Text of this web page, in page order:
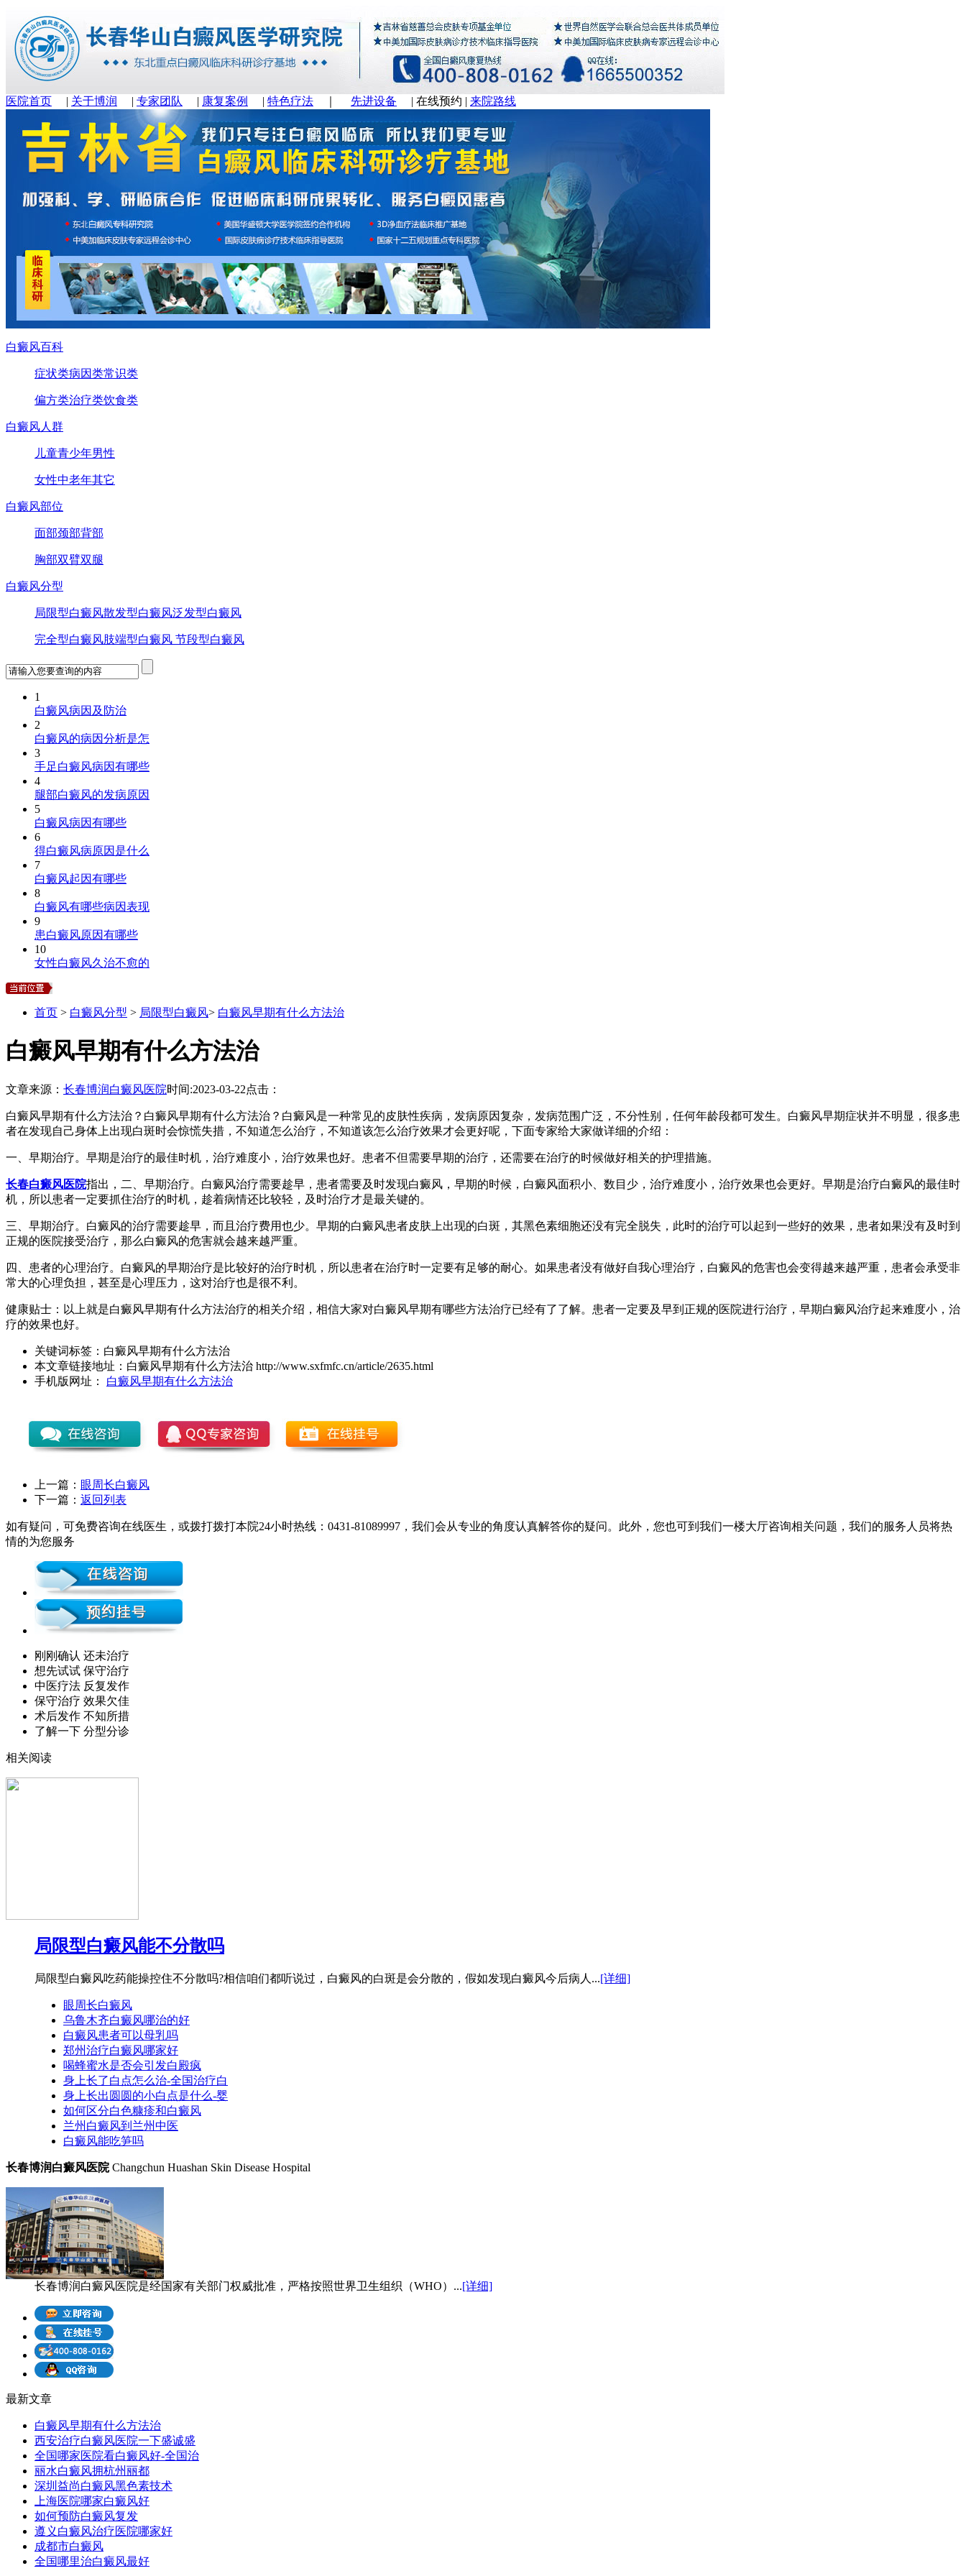
医院首页 | 关于博润 | 专家团队 | 康复案例 | 特色疗法 先进设备 | 在线预约 | 来院路线
白癜风百科
症状类病因类常识类
偏方类治疗类饮食类
白癜风人群
儿童青少年男性
女性中老年其它
白癜风部位
面部颈部背部
胸部双臂双腿
白癜风分型
局限型白癜风散发型白癜风泛发型白癜风
完全型白癜风肢端型白癜风 节段型白癜风
1
白癜风病因及防治
2
白癜风的病因分析是怎
3
手足白癜风病因有哪些
4
腿部白癜风的发病原因
5
白癜风病因有哪些
6
得白癜风病原因是什么
7
白癜风起因有哪些
8
白癜风有哪些病因表现
9
患白癜风原因有哪些
10
女性白癜风久治不愈的
首页 > 白癜风分型 > 局限型白癜风> 白癜风早期有什么方法治
白癜风早期有什么方法治
文章来源： 长春博润白癜风医院时间:2023-03-22点击：
白癜风早期有什么方法治？白癜风早期有什么方法治？白癜风是一种常见的皮肤性疾病，发病原因复杂，发病范围广泛，不分性别，任何年龄段都可发生。白癜风早期症状并不明显，很多患
者在发现自己身体上出现白斑时会惊慌失措，不知道怎么治疗，不知道该怎么治疗效果才会更好呢，下面专家给大家做详细的介绍：
一、早期治疗。早期是治疗的最佳时机，治疗难度小，治疗效果也好。患者不但需要早期的治疗，还需要在治疗的时候做好相关的护理措施。
长春白癜风医院指出，二、早期治疗。白癜风治疗需要趁早，患者需要及时发现白癜风，早期的时候，白癜风面积小、数目少，治疗难度小，治疗效果也会更好。早期是治疗白癜风的最佳时
机，所以患者一定要抓住治疗的时机，趁着病情还比较轻，及时治疗才是最关键的。
三、早期治疗。白癜风的治疗需要趁早，而且治疗费用也少。早期的白癜风患者皮肤上出现的白斑，其黑色素细胞还没有完全脱失，此时的治疗可以起到一些好的效果，患者如果没有及时到
正规的医院接受治疗，那么白癜风的危害就会越来越严重。
四、患者的心理治疗。白癜风的早期治疗是比较好的治疗时机，所以患者在治疗时一定要有足够的耐心。如果患者没有做好自我心理治疗，白癜风的危害也会变得越来越严重，患者会承受非
常大的心理负担，甚至是心理压力，这对治疗也是很不利。
健康贴士：以上就是白癜风早期有什么方法治疗的相关介绍，相信大家对白癜风早期有哪些方法治疗已经有了了解。患者一定要及早到正规的医院进行治疗，早期白癜风治疗起来难度小，治
疗的效果也好。
关键词标签： 白癜风早期有什么方法治
本文章链接地址： 白癜风早期有什么方法治 http://www.sxfmfc.cn/article/2635.html
手机版网址：
白癜风早期有什么方法治
上一篇： 眼周长白癜风
下一篇： 返回列表
如有疑问，可免费咨询在线医生，或拨打拨打本院24小时热线：0431-81089997，我们会从专业的角度认真解答你的疑问。此外，您也可到我们一楼大厅咨询相关问题，我们的服务人员将热
情的为您服务
刚刚确认 还未治疗
想先试试 保守治疗
中医疗法 反复发作
保守治疗 效果欠佳
术后发作 不知所措
了解一下 分型分诊
相关阅读
局限型白癜风能不分散吗
局限型白癜风吃药能操控住不分散吗?相信咱们都听说过，白癜风的白斑是会分散的，假如发现白癜风今后病人...[详细]
眼周长白癜风
乌鲁木齐白癜风哪治的好
白癜风患者可以母乳吗
郑州治疗白癜风哪家好
喝蜂蜜水是否会引发白殿疯
身上长了白点怎么治-全国治疗白
身上长出圆圆的小白点是什么-婴
如何区分白色糠疹和白癜风
兰州白癜风到兰州中医
白癜风能吃笋吗
长春博润白癜风医院 Changchun Huashan Skin Disease Hospital
长春博润白癜风医院是经国家有关部门权威批准，严格按照世界卫生组织（WHO）...[详细]
最新文章
白癜风早期有什么方法治
西安治疗白癜风医院一下盛诚盛
全国哪家医院看白癜风好-全国治
丽水白癜风拥杭州丽都
深圳益尚白癜风黑色素技术
上海医院哪家白癜风好
如何预防白癜风复发
遵义白癜风治疗医院哪家好
成都市白癜风
全国哪里治白癜风最好